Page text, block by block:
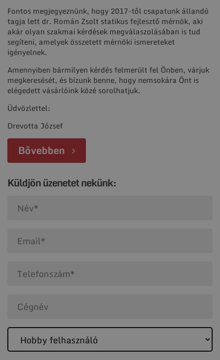
Fontos megjegyeznünk, hogy 2017-től csapatunk állandó
tagja lett dr. Román Zsolt statikus fejlesztő mérnök, aki
akár olyan szakmai kérdések megválaszolásában is tud
segíteni, amelyek összetett mérnöki ismereteket
igényelnek.
Amennyiben bármilyen kérdés felmerült fel Önben, várjuk
megkeresését, és bízunk benne, hogy nemsokára Önt is
elégedett vásárlóink közé sorolhatjuk.
Üdvözlettel:
Drevotta József
Bővebben
Küldjön üzenetet nekünk: